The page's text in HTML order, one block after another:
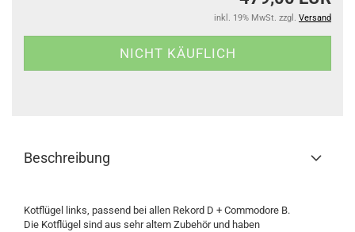
inkl. 19% MwSt. zzgl. Versand
Beschreibung
Kotflügel links, passend bei allen Rekord D + Commodore B.
Die Kotflügel sind aus sehr altem Zubehör und haben